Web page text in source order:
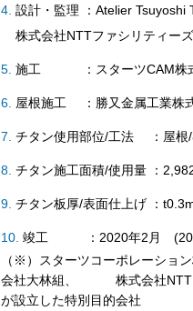
設計・監理 ：Atelier Tsuyoshi
株式会社NTTファシリティー
施工 ：スターツCAM株式
屋根施工 ：勝又金属工業株
チタン使用部位/工法 ：屋根/
チタン施工面積/使用量 ：
チタン板厚/表面仕上げ ：
竣工 ：2020年2月 (2020
（※）スターツコーポレーショ
会社大林組、 株式会社NTTフ
が設立した特別目的会社